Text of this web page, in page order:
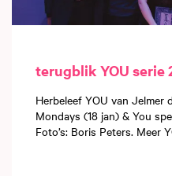
terugblik YOU serie
Herbeleef YOU van Jelmer
Mondays (18 jan) & You
Foto’s: Boris Peters. Meer